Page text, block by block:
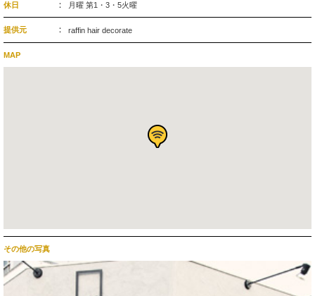
休日 月曜 第1・3・5火曜
提供元 raffin hair decorate
MAP
その他の写真